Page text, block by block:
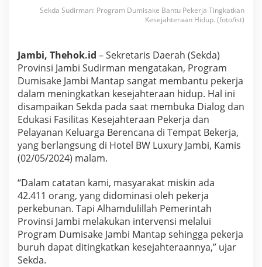
a
a
n
t
P
e
k
e
r
j
a
i
n
g
k
a
t
k
Sekda Sudirman: Program Dumisake Bantu Pekerja Tingkatkan
Kesejahteraan Hidup. (foto/ist)
Jambi, Thehok.id – Sekretaris Daerah (Sekda)
Provinsi Jambi Sudirman mengatakan, Program
Dumisake Jambi Mantap sangat membantu pekerja
dalam meningkatkan kesejahteraan hidup. Hal ini
disampaikan Sekda pada saat membuka Dialog dan
Edukasi Fasilitas Kesejahteraan Pekerja dan
Pelayanan Keluarga Berencana di Tempat Bekerja,
yang berlangsung di Hotel BW Luxury Jambi, Kamis
(02/05/2024) malam.
“Dalam catatan kami, masyarakat miskin ada
42.411 orang, yang didominasi oleh pekerja
perkebunan. Tapi Alhamdulillah Pemerintah
Provinsi Jambi melakukan intervensi melalui
Program Dumisake Jambi Mantap sehingga pekerja
buruh dapat ditingkatkan kesejahteraannya,” ujar
Sekda.